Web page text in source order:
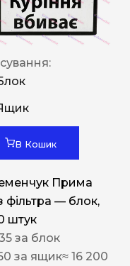
В Кошик
Прима
фільтра — блок,
штук
за блок
за ящик≈ 16 200